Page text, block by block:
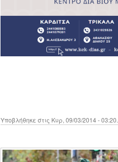
Υποβλήθηκε στις Κυρ, 09/03/2014 - 03:20.